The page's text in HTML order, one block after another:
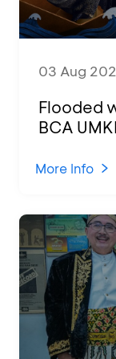
03 Aug
Flooded
BCA
Various
More Info